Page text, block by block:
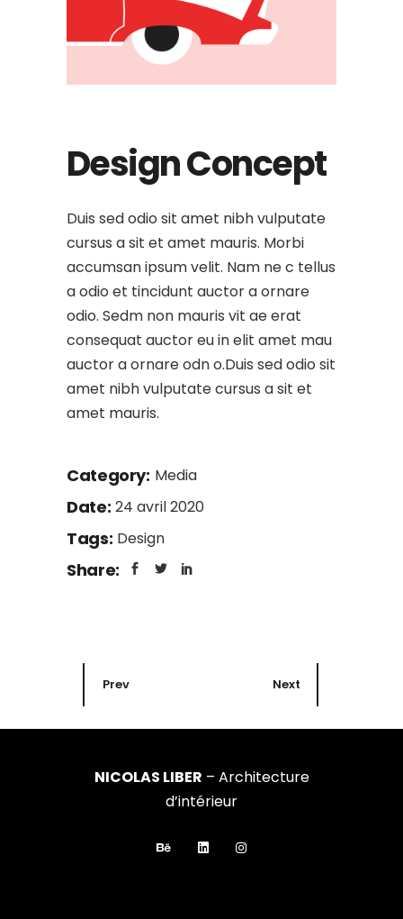
Design Concept
Duis sed odio sit amet nibh vulputate
cursus a sit et amet mauris. Morbi
accumsan ipsum velit. Nam ne c tellus
a odio et tincidunt auctor a ornare
odio. Sedm non mauris vit ae erat
consequat auctor eu in elit amet mau
auctor a ornare odn o.Duis sed odio sit
amet nibh vulputate cursus a sit et
amet mauris.
Category: Media
Date: 24 avril 2020
Tags: Design
Share:
Prev Next
NICOLAS LIBER – Architecture
d’intérieur